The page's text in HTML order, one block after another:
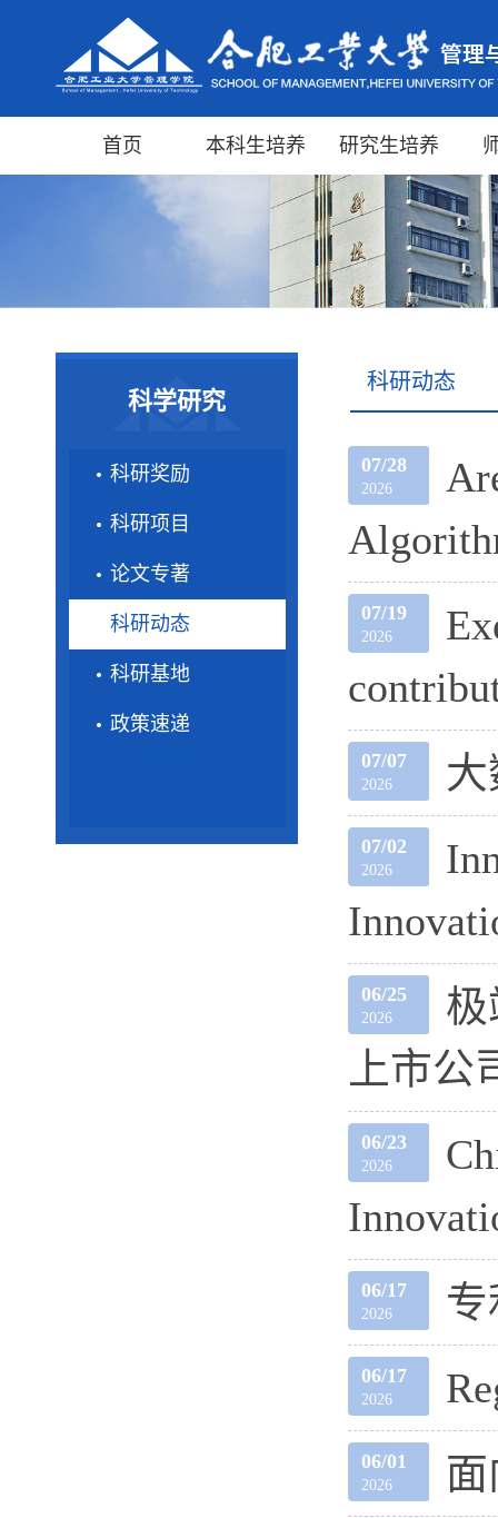
首页 本科生培养 研究生培养
科学研究
科研奖励
科研项目
论文专著
科研动态
科研基地
政策速递
科研动态
07/28
2026
07/19
2026
07/07
2026
07/02
2026
06/25
2026
上市
06/23
2026
06/17
2026
06/17
2026
06/01
2026